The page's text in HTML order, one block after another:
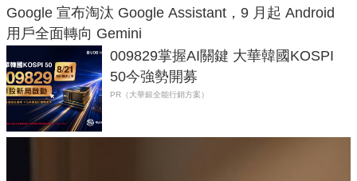
Google 宣布淘汰 Google Assistant，9 月起 Android
用戶全面轉向 Gemini
009829掌握AI關鍵 大華韓國KOSPI
50今強勢開募
PR（大華銀全能行銷方案）